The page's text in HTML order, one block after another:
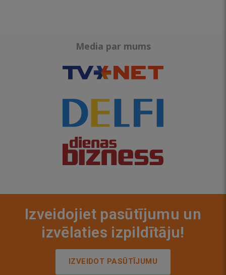
Media par mums
Izveidojiet pasūtījumu un
izvēlaties izpildītāju!
IZVEIDOT PASŪTĪJUMU